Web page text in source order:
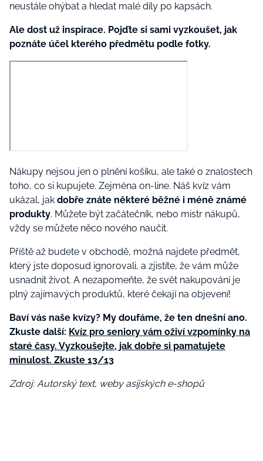
neustále ohýbat a hledat malé díly po kapsách.
Ale dost už inspirace. Pojďte si sami vyzkoušet, jak
poznáte účel kterého předmětu podle fotky.
Nákupy nejsou jen o plnění košíku, ale také o znalostech
toho, co si kupujete. Zejména on-line. Náš kvíz vám
ukázal, jak dobře znáte některé běžné i méně známé
produkty. Můžete být začátečník, nebo mistr nákupů,
vždy se můžete něco nového naučit.
Příště až budete v obchodě, možná najdete předmět,
který jste doposud ignorovali, a zjistíte, že vám může
usnadnit život. A nezapomeňte, že svět nakupování je
plný zajímavých produktů, které čekají na objevení!
Baví vás naše kvízy? My doufáme, že ten dnešní ano.
Zkuste další: Kvíz pro seniory vám oživí vzpomínky na
staré časy. Vyzkoušejte, jak dobře si pamatujete
minulost. Zkuste 13/13
Zdroj: Autorský text, weby asijských e-shopů